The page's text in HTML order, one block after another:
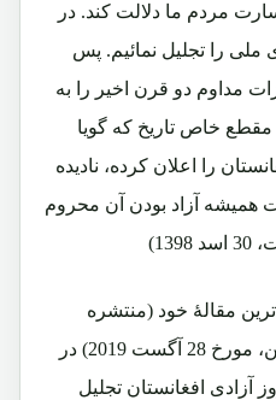
مردم ما دلالت کند. در
را تجلیل نمائیم. پس
مداوم دو قرن اخیر را به
خاص تاریخ که گویا
را اعلان کرده، نادیده
همیشه آزاد بودن آن محروم
مقالۀ خود (منتشره
وبسایت آریانا افغانستان آنلاین، مورخ 28 آگست 2019) در
آزادی افغانستان تجلیل